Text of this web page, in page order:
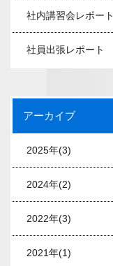
社内講習会レポート
社員出張レポート
アーカイブ
2025年(3)
2024年(2)
2022年(3)
2021年(1)